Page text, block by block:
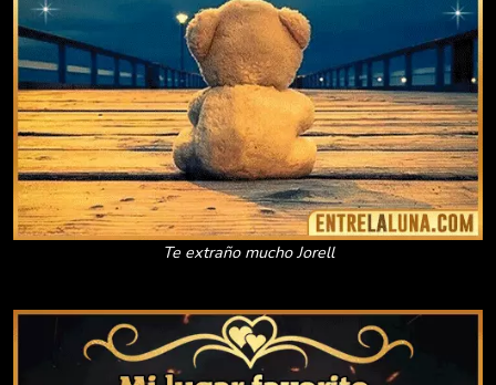
Te extraño mucho Jorell